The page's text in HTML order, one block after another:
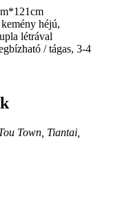
héjú,
létrával
/ tágas, 3-4
Town, Tiantai,